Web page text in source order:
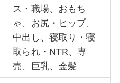
ス・職場、おもち
ゃ、お尻・ヒップ、
中出し、寝取り・寝
取られ・NTR、専
売、巨乳、金髪